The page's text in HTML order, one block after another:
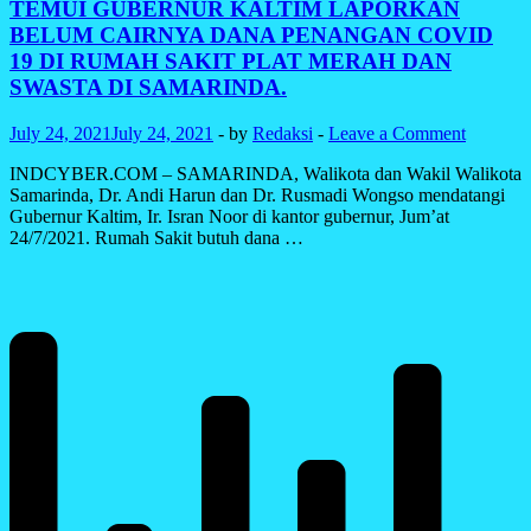
PPKM
LEVEL
4
HINGGA
AGUSTUS
2021
TEMUI GUBERNUR KALTIM LAPORKAN
BELUM CAIRNYA DANA PENANGAN COVID
19 DI RUMAH SAKIT PLAT MERAH DAN
SWASTA DI SAMARINDA.
July 24, 2021July 24, 2021 - by Redaksi - Leave a Comment
INDCYBER.COM – SAMARINDA, Walikota dan Wakil Walikota
Samarinda, Dr. Andi Harun dan Dr. Rusmadi Wongso mendatangi
Gubernur Kaltim, Ir. Isran Noor di kantor gubernur, Jum’at
24/7/2021. Rumah Sakit butuh dana …